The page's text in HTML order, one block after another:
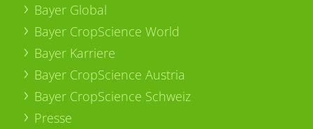
Bayer Global
Bayer CropScience World
Bayer Karriere
Bayer CropScience Austria
Bayer CropScience Schweiz
Presse